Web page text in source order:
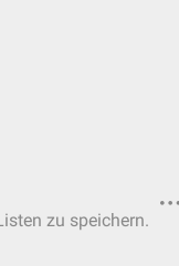
zu speichern.